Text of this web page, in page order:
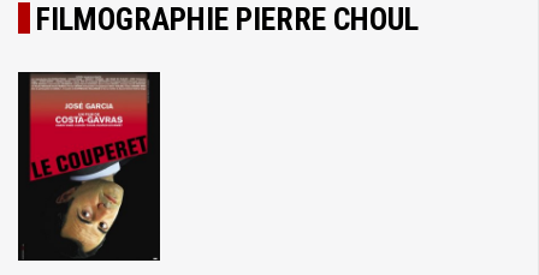
FILMOGRAPHIE PIERRE CHOUL